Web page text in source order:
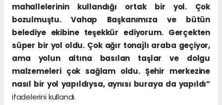
mahallelerinin kullandığı ortak bir yol. Çok
bozulmuştu. Vahap Başkanımıza ve bütün
belediye ekibine teşekkür ediyorum. Gerçekten
süper bir yol oldu. Çok ağır tonajlı araba geçiyor,
ama yolun altına basılan taşlar ve dolgu
malzemeleri çok sağlam oldu. Şehir merkezine
nasıl bir yol yapıldıysa, aynısı buraya da yapıldı”
ifadelerini kullandı.